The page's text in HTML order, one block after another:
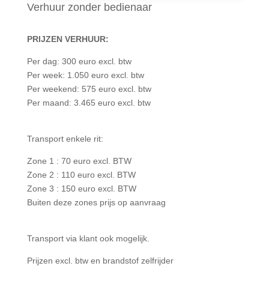
Verhuur zonder bedienaar
PRIJZEN VERHUUR:
Per dag: 300 euro excl. btw
Per week: 1.050 euro excl. btw
Per weekend: 575 euro excl. btw
Per maand: 3.465 euro excl. btw
Transport enkele rit:
Zone 1 : 70 euro excl. BTW
Zone 2 : 110 euro excl. BTW
Zone 3 : 150 euro excl. BTW
Buiten deze zones prijs op aanvraag
Transport via klant ook mogelijk.
Prijzen excl. btw en brandstof zelfrijder